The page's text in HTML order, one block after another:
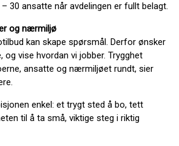
30 ansatte når avdelingen er fullt belagt.
og nærmiljø
kan skape spørsmål. Derfor ønsker
og vise hvordan vi jobber. Trygghet
ansatte og nærmiljøet rundt, sier
enkel: et trygt sted å bo, tett
til å ta små, viktige steg i riktig